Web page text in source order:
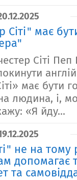
Сіті" має
Сіті Пеп
має бути
людина, і,
«Я йду...
не на тому
допомагає
та